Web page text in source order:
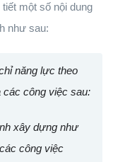
một số nội dung
như sau:
năng lực theo
các công việc sau:
xây dựng như
công việc